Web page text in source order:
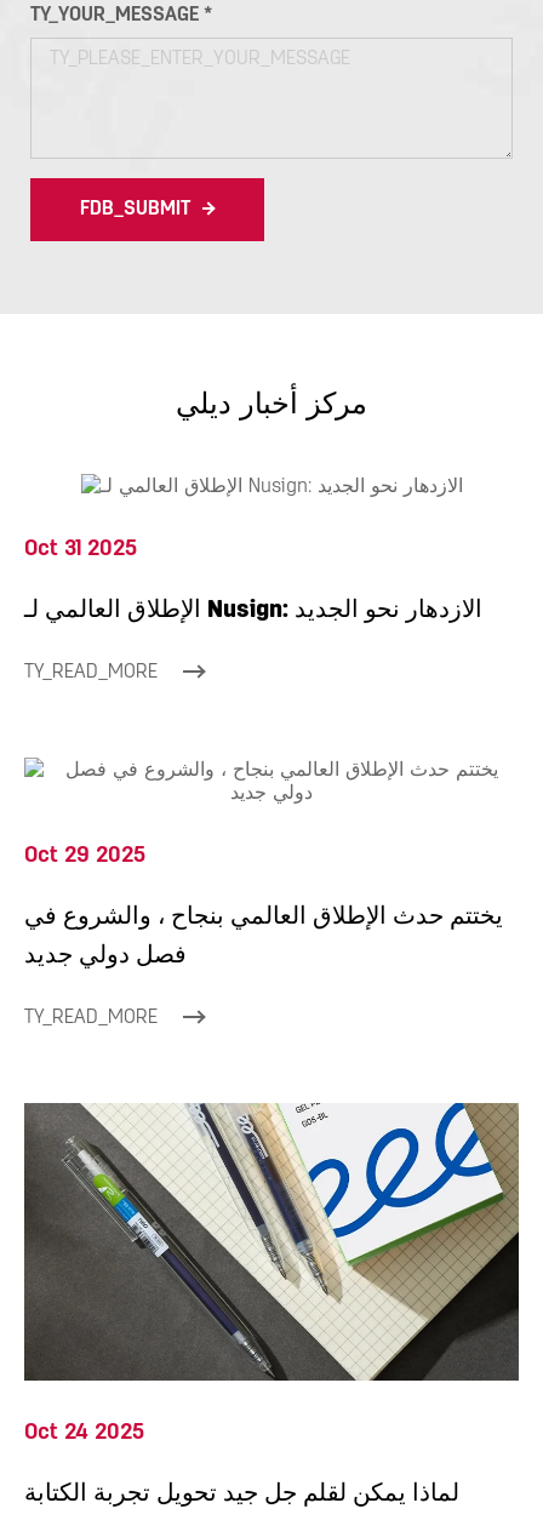
TY_YOUR_MESSAGE *
FDB_SUBMIT
مركز أخبار ديلي
Oct 31 2025
الإطلاق العالمي لـ Nusign: الازدهار نحو الجديد
TY_READ_MORE
Oct 29 2025
يختتم حدث الإطلاق العالمي بنجاح ، والشروع في
فصل دولي جديد
TY_READ_MORE
Oct 24 2025
لماذا يمكن لقلم جل جيد تحويل تجربة الكتابة